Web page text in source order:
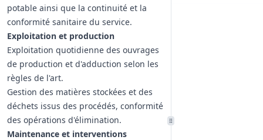
potable ainsi que la continuité et la
conformité sanitaire du service.
Exploitation et production
Exploitation quotidienne des ouvrages
de production et d'adduction selon les
règles de l'art.
Gestion des matières stockées et des
déchets issus des procédés, conformité
des opérations d'élimination.
Maintenance et interventions